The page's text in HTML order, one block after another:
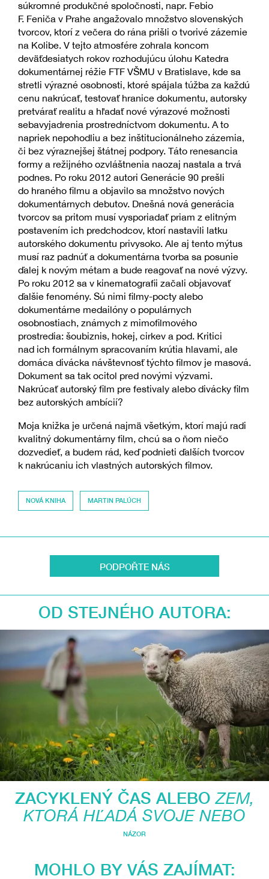
súkromné produkčné spoločnosti, napr. Febio
F. Feniča v Prahe angažovalo množstvo slovenských
tvorcov, ktorí z večera do rána prišli o tvorivé zázemie
na Kolibe. V tejto atmosfére zohrala koncom
deväťdesiatych rokov rozhodujúcu úlohu Katedra
dokumentárnej réžie FTF VŠMU v Bratislave, kde sa
stretli výrazné osobnosti, ktoré spájala túžba za každú
cenu nakrúcať, testovať hranice dokumentu, autorsky
pretvárať realitu a hľadať nové výrazové možnosti
sebavyjadrenia prostredníctvom dokumentu. A to
napriek nepohodliu a bez inštitucionálneho zázemia,
či bez výraznejšej štátnej podpory. Táto renesancia
formy a režijného ozvláštnenia naozaj nastala a trvá
podnes. Po roku 2012 autori Generácie 90 prešli
do hraného filmu a objavilo sa množstvo nových
dokumentárnych debutov. Dnešná nová generácia
tvorcov sa pritom musí vysporiadať priam z elitným
postavením ich predchodcov, ktorí nastavili latku
autorského dokumentu privysoko. Ale aj tento mýtus
musí raz padnúť a dokumentárna tvorba sa posunie
ďalej k novým métam a bude reagovať na nové výzvy.
Po roku 2012 sa v kinematografii začali objavovať
ďalšie fenomény. Sú nimi filmy-pocty alebo
dokumentárne medailóny o populárnych
osobnostiach, známych z mimofilmového
prostredia: šoubiznis, hokej, cirkev a pod. Kritici
nad ich formálnym spracovaním krútia hlavami, ale
domáca divácka návštevnosť týchto filmov je masová.
Dokument sa tak ocitol pred novými výzvami.
Nakrúcať autorský film pre festivaly alebo divácky film
bez autorských ambícií?
Moja knižka je určená najmä všetkým, ktorí majú radi
kvalitný dokumentárny film, chcú sa o ňom niečo
dozvedieť, a budem rád, keď podnieti ďalších tvorcov
k nakrúcaniu ich vlastných autorských filmov.
NOVÁ KNIHA MARTIN PALÚCH
PODPOŘTE NÁS
OD STEJNÉHO AUTORA:
ZACYKLENÝ ČAS ALEBOZEM,
KTORÁ HĽADÁ SVOJE NEBO
NÁZOR
MOHLO BY VÁS ZAJÍMAT: